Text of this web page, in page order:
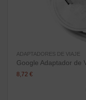
ADAPTADORES DE VIAJE
Google Adaptador de
8,72 €